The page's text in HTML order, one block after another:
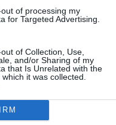
of processing my
for Targeted Advertising.
of Collection, Use,
and/or Sharing of my
that Is Unrelated with the
it was collected.
Előfizetés
VAGY?BEJELENTKEZÉS